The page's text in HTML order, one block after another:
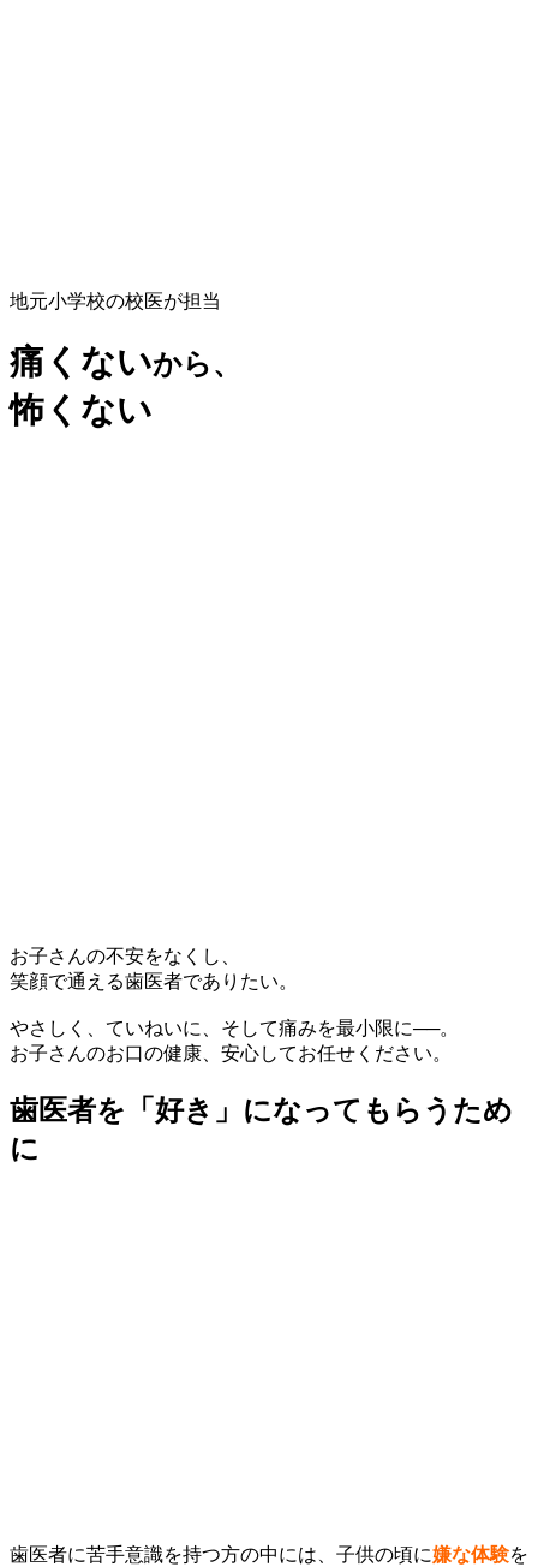
地元小学校の校医が担当
痛くないから、
怖くない
お子さんの不安をなくし、
笑顔で通える歯医者でありたい。
やさしく、ていねいに、そして痛みを最小限に──。
お子さんのお口の健康、安心してお任せください。
歯医者を「好き」になってもらうため
に
歯医者に苦手意識を持つ方の中には、子供の頃に嫌な体験を